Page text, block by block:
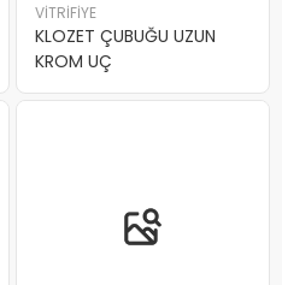
VİTRİFİYE
KLOZET ÇUBUĞU UZUN
KROM UÇ